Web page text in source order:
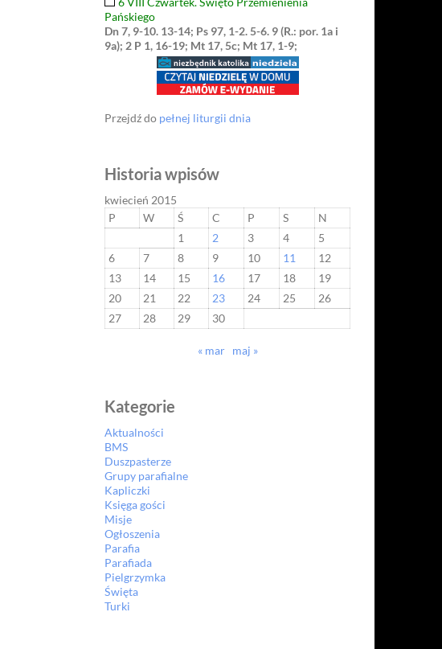
Pańskiego
Dn 7, 9-10. 13-14; Ps 97, 1-2. 5-6. 9 (R.: por. 1a i
9a); 2 P 1, 16-19; Mt 17, 5c; Mt 17, 1-9;
Przejdź do pełnej liturgii dnia
Historia wpisów
kwiecień 2015
P
W Ś C P S
N
1
2 3 4
5
6
7 8 9 10 11
12
13
14 15 16 17 18
19
20
21 22 23 24 25
26
27
28 29 30
« mar maj »
Kategorie
Aktualności
BMS
Duszpasterze
Grupy parafialne
Kapliczki
Księga gości
Misje
Ogłoszenia
Parafia
Parafiada
Pielgrzymka
Święta
Turki